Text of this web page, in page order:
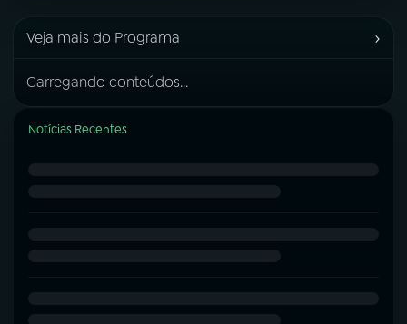
Veja mais do Programa ›
Carregando conteúdos...
Notícias Recentes